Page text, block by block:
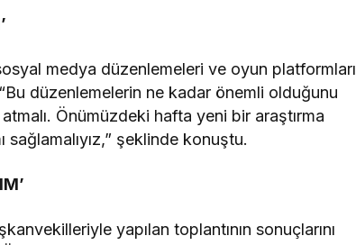
medya düzenlemeleri ve oyun platformları
düzenlemelerin ne kadar önemli olduğunu
Önümüzdeki hafta yeni bir araştırma
şeklinde konuştu.
yapılan toplantının sonuçlarını